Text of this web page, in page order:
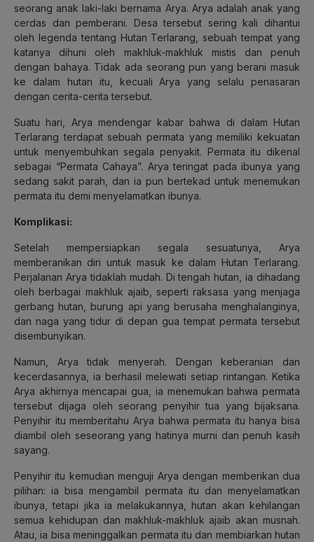
seorang anak laki-laki bernama Arya. Arya adalah anak yang
cerdas dan pemberani. Desa tersebut sering kali dihantui
oleh legenda tentang Hutan Terlarang, sebuah tempat yang
katanya dihuni oleh makhluk-makhluk mistis dan penuh
dengan bahaya. Tidak ada seorang pun yang berani masuk
ke dalam hutan itu, kecuali Arya yang selalu penasaran
dengan cerita-cerita tersebut.
Suatu hari, Arya mendengar kabar bahwa di dalam Hutan
Terlarang terdapat sebuah permata yang memiliki kekuatan
untuk menyembuhkan segala penyakit. Permata itu dikenal
sebagai “Permata Cahaya”. Arya teringat pada ibunya yang
sedang sakit parah, dan ia pun bertekad untuk menemukan
permata itu demi menyelamatkan ibunya.
Komplikasi:
Setelah mempersiapkan segala sesuatunya, Arya
memberanikan diri untuk masuk ke dalam Hutan Terlarang.
Perjalanan Arya tidaklah mudah. Di tengah hutan, ia dihadang
oleh berbagai makhluk ajaib, seperti raksasa yang menjaga
gerbang hutan, burung api yang berusaha menghalanginya,
dan naga yang tidur di depan gua tempat permata tersebut
disembunyikan.
Namun, Arya tidak menyerah. Dengan keberanian dan
kecerdasannya, ia berhasil melewati setiap rintangan. Ketika
Arya akhirnya mencapai gua, ia menemukan bahwa permata
tersebut dijaga oleh seorang penyihir tua yang bijaksana.
Penyihir itu memberitahu Arya bahwa permata itu hanya bisa
diambil oleh seseorang yang hatinya murni dan penuh kasih
sayang.
Penyihir itu kemudian menguji Arya dengan memberikan dua
pilihan: ia bisa mengambil permata itu dan menyelamatkan
ibunya, tetapi jika ia melakukannya, hutan akan kehilangan
semua kehidupan dan makhluk-makhluk ajaib akan musnah.
Atau, ia bisa meninggalkan permata itu dan membiarkan hutan